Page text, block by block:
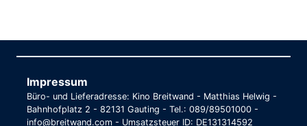
Impressum
Büro- und Lieferadresse: Kino Breitwand - Matthias Helwig -
Bahnhofplatz 2 - 82131 Gauting - Tel.: 089/89501000 -
info@breitwand.com - Umsatzsteuer ID: DE131314592